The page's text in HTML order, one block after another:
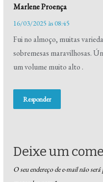
Marlene Proença
16/03/2025 às 08:45
Fui no almoço, muitas
sobremesas maravilhosas.
um volume muito alto .
Responder
Deixe um
O seu endereço de e-mail não